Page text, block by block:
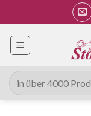
Inhalt
springen
Suche
nach: